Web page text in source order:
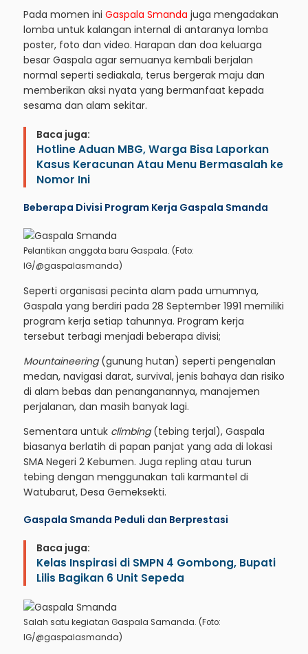
Pada momen ini Gaspala Smanda juga mengadakan
lomba untuk kalangan internal di antaranya lomba
poster, foto dan video. Harapan dan doa keluarga
besar Gaspala agar semuanya kembali berjalan
normal seperti sediakala, terus bergerak maju dan
memberikan aksi nyata yang bermanfaat kepada
sesama dan alam sekitar.
Baca juga:
Hotline Aduan MBG, Warga Bisa Laporkan
Kasus Keracunan Atau Menu Bermasalah ke
Nomor Ini
Beberapa Divisi Program Kerja Gaspala Smanda
Pelantikan anggota baru Gaspala. (Foto:
IG/@gaspalasmanda)
Seperti organisasi pecinta alam pada umumnya,
Gaspala yang berdiri pada 28 September 1991 memiliki
program kerja setiap tahunnya. Program kerja
tersebut terbagi menjadi beberapa divisi;
Mountaineering(gunung hutan) seperti pengenalan
medan, navigasi darat, survival, jenis bahaya dan risiko
di alam bebas dan penanganannya, manajemen
perjalanan, dan masih banyak lagi.
Sementara untuk climbing(tebing terjal), Gaspala
biasanya berlatih di papan panjat yang ada di lokasi
SMA Negeri 2 Kebumen. Juga repling atau turun
tebing dengan menggunakan tali karmantel di
Watubarut, Desa Gemeksekti.
Gaspala Smanda Peduli dan Berprestasi
Baca juga:
Kelas Inspirasi di SMPN 4 Gombong, Bupati
Lilis Bagikan 6 Unit Sepeda
Salah satu kegiatan Gaspala Samanda. (Foto:
IG/@gaspalasmanda)